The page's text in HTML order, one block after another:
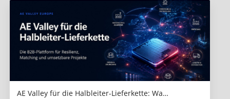
AE Valley für die Halbleiter-Lieferkette: Wa…